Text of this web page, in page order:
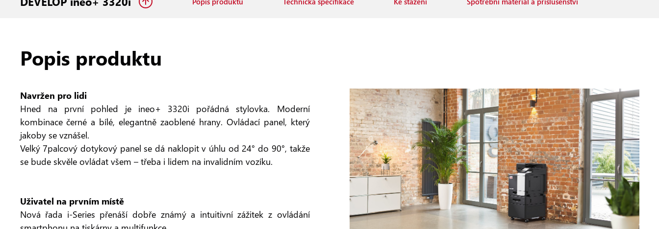
Popis produktu
Navržen pro lidi
Hned na první pohled je ineo+ 3320i pořádná stylovka. Moderní
kombinace černé a bílé, elegantně zaoblené hrany. Ovládací panel, který
jakoby se vznášel.
Velký 7palcový dotykový panel se dá naklopit v úhlu od 24° do 90°, takže
se bude skvěle ovládat všem – třeba i lidem na invalidním vozíku.
Uživatel na prvním místě
Nová řada i-Series přenáší dobře známý a intuitivní zážitek z ovládání